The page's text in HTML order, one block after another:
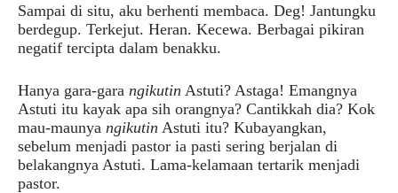
Sampai di situ, aku berhenti membaca. Deg! Jantungku
berdegup. Terkejut. Heran. Kecewa. Berbagai pikiran
negatif tercipta dalam benakku.
Hanya gara-gara ngikutin Astuti? Astaga! Emangnya
Astuti itu kayak apa sih orangnya? Cantikkah dia? Kok
mau-maunya ngikutin Astuti itu? Kubayangkan,
sebelum menjadi pastor ia pasti sering berjalan di
belakangnya Astuti. Lama-kelamaan tertarik menjadi
pastor.